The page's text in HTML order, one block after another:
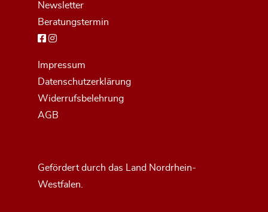
Newsletter
Beratungstermin
Impressum
Datenschutzerklärung
Widerrufsbelehrung
AGB
Gefördert durch das Land Nordrhein-
Westfalen.